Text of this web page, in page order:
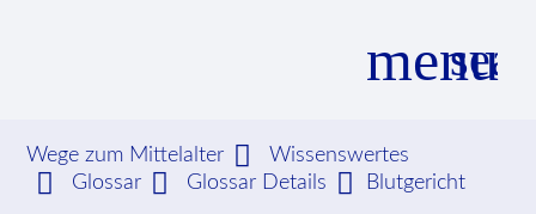
menu
Suchbegriffe SUCHEN
Wege zum Mittelalter
Wissenswertes
Glossar
Glossar Details Blutgericht